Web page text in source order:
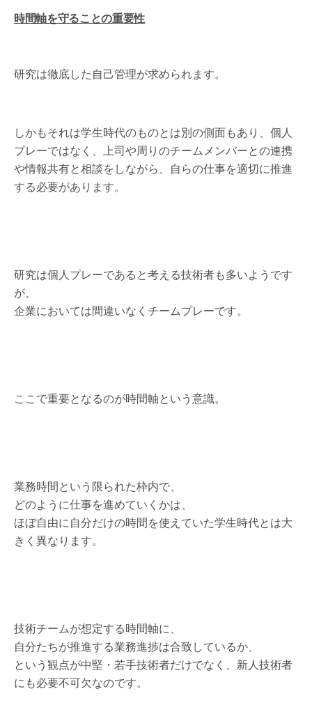
時間軸を守ることの重要性
研究は徹底した自己管理が求められます。
しかもそれは学生時代のものとは別の側面もあり、個人
プレーではなく、上司や周りのチームメンバーとの連携
や情報共有と相談をしながら、自らの仕事を適切に推進
する必要があります。
研究は個人プレーであると考える技術者も多いようです
が、
企業においては間違いなくチームプレーです。
ここで重要となるのが時間軸という意識。
業務時間という限られた枠内で、
どのように仕事を進めていくかは、
ほぼ自由に自分だけの時間を使えていた学生時代とは大
きく異なります。
技術チームが想定する時間軸に、
自分たちが推進する業務進捗は合致しているか、
という観点が中堅・若手技術者だけでなく、新人技術者
にも必要不可欠なのです。